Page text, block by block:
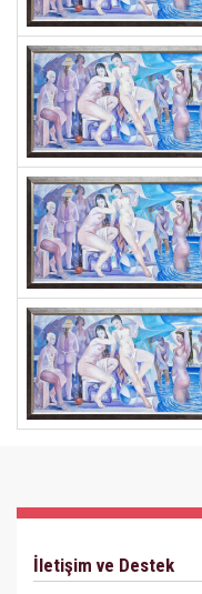
İletişim ve Destek